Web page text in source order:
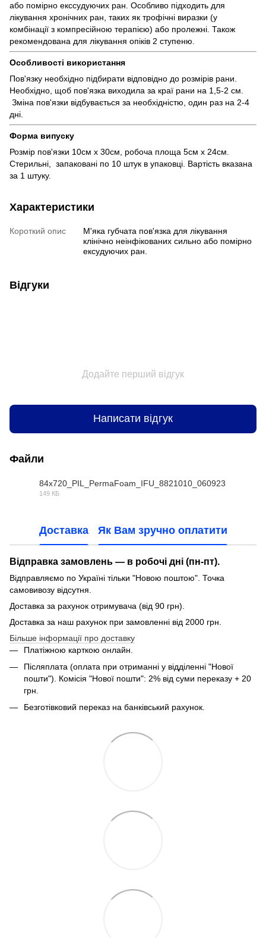
або помірно екссудуючих ран. Особливо підходить для
лікування хронічних ран, таких як трофічні виразки (у
комбінації з компресійною терапією) або пролежні. Також
рекомендована для лікування опіків 2 ступеню.
Особливості використання
Пов'язку необхідно підбирати відповідно до розмірів рани.
Необхідно, щоб пов'язка виходила за краї рани на 1,5-2 см.
Зміна пов'язки відбувається за необхідністю, один раз на 2-4
дні.
Форма випуску
Розмір пов'язки 10см x 30см, робоча площа 5см х 24см.
Стерильні, запаковані по 10 штук в упаковці. Вартість вказана
за 1 штуку.
Характеристики
Короткий опис
М'яка губчата пов'язка для лікування
клінічно неінфікованих сильно або помірно
ексудуючих ран.
Відгуки
Додайте перший відгук
Написати відгук
Файли
84x720_PIL_PermaFoam_IFU_8821010_060923
149 КБ
Доставка Як Вам зручно оплатити
Відправка замовлень — в робочі дні (пн-пт).
Відправляємо по Україні тільки "Новою поштою". Точка
самовивозу відсутня.
Доставка за рахунок отримувача (від 90 грн).
Доставка за наш рахунок при замовленні від 2000 грн.
Більше інформації про доставку
Платіжною карткою онлайн.
Післяплата (оплата при отриманні у відділенні "Нової
пошти"). Комісія "Нової пошти": 2% від суми переказу + 20
грн.
Безготівковий переказ на банківський рахунок.